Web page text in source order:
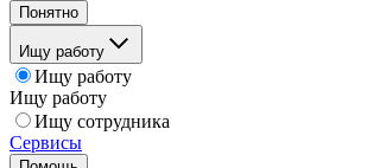
Понятно
Ищу работу
Ищу работу
Ищу работу
Ищу сотрудника
Сервисы